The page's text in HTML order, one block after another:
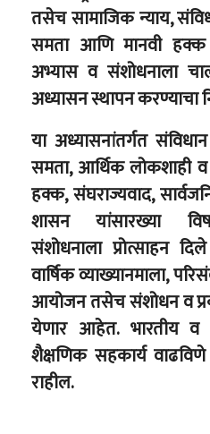
तसेच सामाजिक न्याय,
समता आणि मानवी हक्क
अभ्यास व संशोधनाला
अध्यासन स्थापन
या अध्यासनांतर्गत
समता, आर्थिक लोकशाही व
हक्क, संघराज्यवाद,
शासन यांसारख्या
संशोधनाला प्रोत्साहन
वार्षिक व्याख्यानमाला,
आयोजन तसेच संशोधन व
येणार आहेत. भारतीय व
शैक्षणिक सहकार्य वाढविणे
राहील.